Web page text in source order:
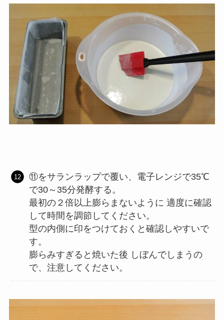
⑪をサランラップで覆い、電子レンジで35℃
で30～35分発酵する。
最初の２倍以上膨らまないように 適度に確認
して時間を調節してください。
型の内側に印をつけておくと確認しやすいで
す。
膨らみすぎると焼いた後 しぼんでしまうの
で、注意してください。